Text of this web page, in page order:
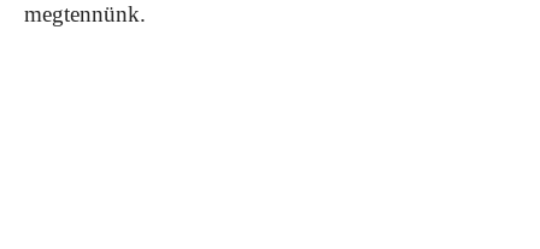
megtennünk.